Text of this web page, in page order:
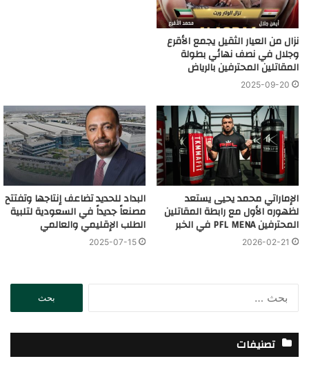
نزال من العيار الثقيل يجمع الأقرع
وجلال في نصف نهائي بطولة
المقاتلين المحترفين بالرياض
2025-09-20
الإماراتي محمد يحيى يستعد
لظهوره الأول مع رابطة المقاتلين
المحترفين PFL MENA في الخبر
2026-02-21
البداد للحديد تضاعف إنتاجها وتفتتح
مصنعاً جديداً في السعودية لتلبية
الطلب الإقليمي والعالمي
2025-07-15
ح
تصنيفات